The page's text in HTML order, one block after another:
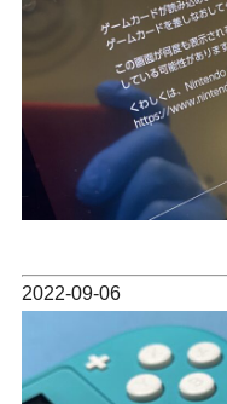
2022-09-06